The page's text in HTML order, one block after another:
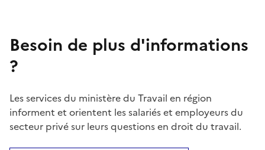
Besoin de plus d'informations
?
Les services du ministère du Travail en région
informent et orientent les salariés et employeurs du
secteur privé sur leurs questions en droit du travail.